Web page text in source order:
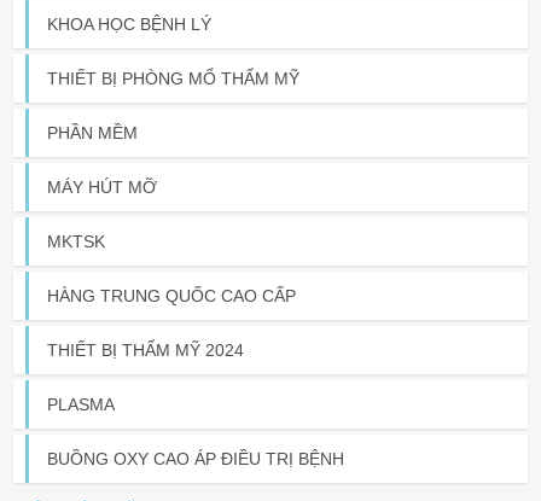
KHOA HỌC BỆNH LÝ
THIẾT BỊ PHÒNG MỔ THẨM MỸ
PHẦN MỀM
MÁY HÚT MỠ
MKTSK
HÀNG TRUNG QUỐC CAO CẤP
THIẾT BỊ THẨM MỸ 2024
PLASMA
BUỒNG OXY CAO ÁP ĐIỀU TRỊ BỆNH